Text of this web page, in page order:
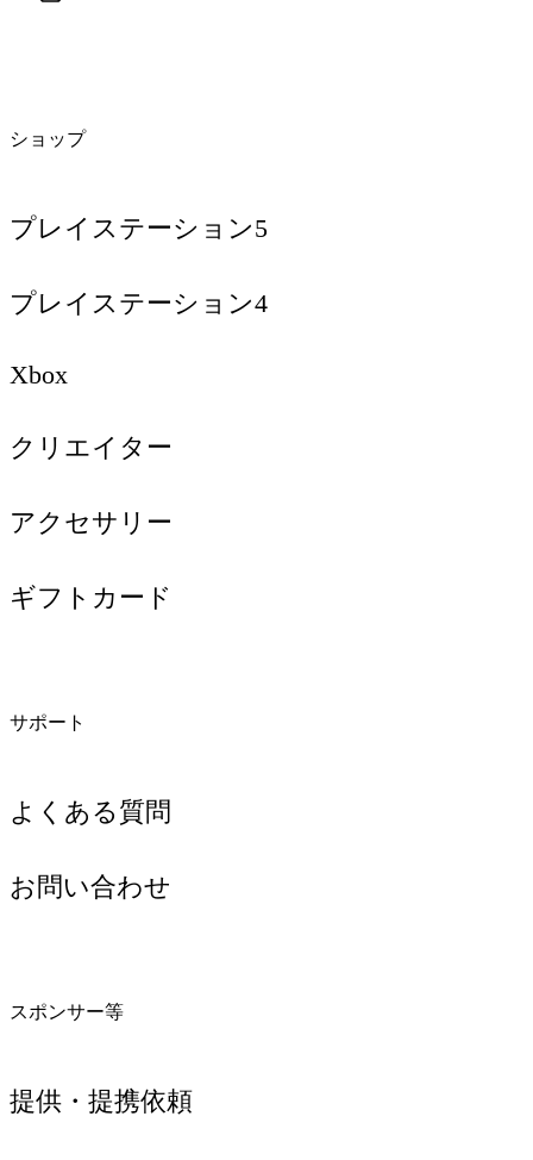
ショップ
プレイステーション5
プレイステーション4
Xbox
クリエイター
アクセサリー
ギフトカード
サポート
よくある質問
お問い合わせ
スポンサー等
提供・提携依頼